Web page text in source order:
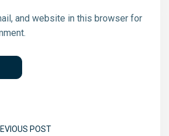
and website in this browser for
POST